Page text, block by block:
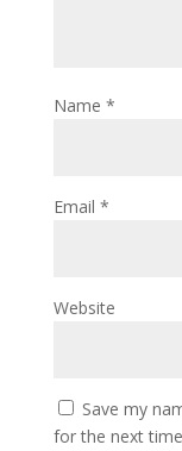
Name *
Email *
Website
Save my
for the next